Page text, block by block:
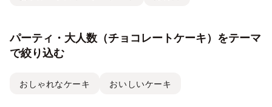
パーティ・大人数（チョコレートケーキ）をテーマ
で絞り込む
おしゃれなケーキ おいしいケーキ